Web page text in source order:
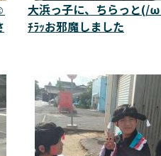
大浜っ子に、ちらっと(/
ﾁﾗｯお邪魔しました